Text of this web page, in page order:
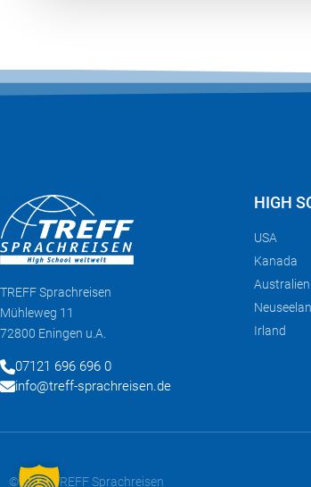
TREFFSprachreisen
Mühleweg 11
72800 Eningen u.A.
07121 696 696 0
info@treff-sprachreisen.de
HIGH
USA
Kanada
Australien
Irland
© 2026 TREFF Sprachreisen